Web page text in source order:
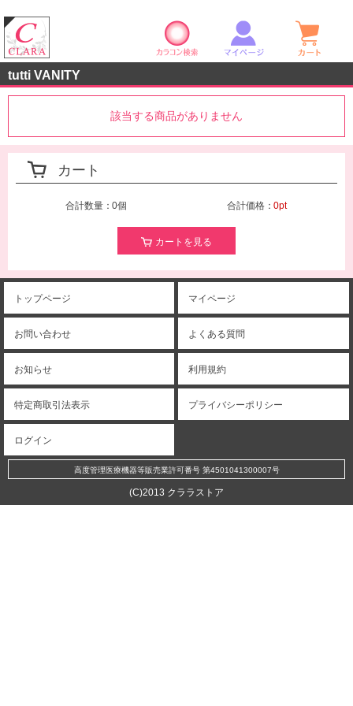
カラコン検索 マイページ
tutti VANITY
該当する商品がありません
カート
合計数量：0個 合計価格：0pt
カートを見る
トップページ マイページ
お問い合わせ よくある質問
お知らせ 利用規約
特定商取引法表示 プライバシーポリシー
ログイン
高度管理医療機器等販売業許可番号 第4501041300007号
(C)2013 クララストア